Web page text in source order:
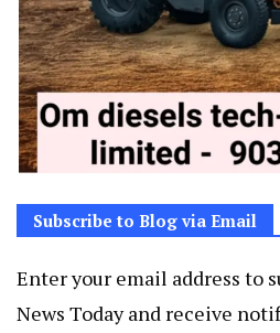
Subscribe to Blog via Email
Enter your email address to
News Today and receive